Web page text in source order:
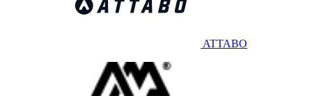
ATTABO